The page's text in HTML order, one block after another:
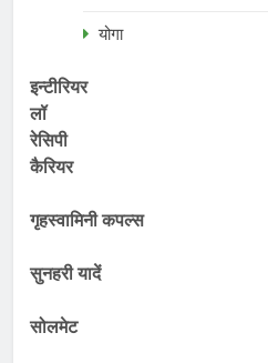
योगा
इन्टीरियर
लॉ
रेसिपी
कैरियर
गृहस्वामिनी कपल्स
सुनहरी यादें
सोलमेट